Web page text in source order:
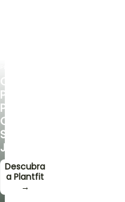
CONSELHOS
PERSONALIZADOS
PARA
O
SEU
JARDIM
Descubra
a Plantfit
→